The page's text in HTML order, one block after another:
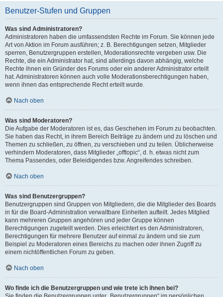
Benutzer-Stufen und Gruppen
Was sind Administratoren?
Administratoren haben die umfassendsten Rechte im Forum. Sie können jede
Art von Aktion im Forum ausführen; z. B. Berechtigungen setzen, Mitglieder
sperren, Benutzergruppen erstellen, Moderationsrechte vergeben usw. Die
Rechte, die ein Administrator hat, sind allerdings davon abhängig, welche
Rechte ihnen ein Gründer des Forums oder ein anderer Administrator erteilt
hat. Administratoren können auch volle Moderationsberechtigungen haben,
wenn ihnen das entsprechende Recht erteilt wurde.
Nach oben
Was sind Moderatoren?
Die Aufgabe der Moderatoren ist es, das Geschehen im Forum zu beobachten.
Sie haben das Recht, in ihrem Bereich Beiträge zu ändern und zu löschen und
Themen zu schließen, zu öffnen, zu verschieben und zu teilen. Üblicherweise
verhindern Moderatoren, dass Mitglieder „offtopic“, d. h. etwas nicht zum
Thema Passendes, oder Beleidigendes bzw. Angreifendes schreiben.
Nach oben
Was sind Benutzergruppen?
Benutzergruppen sind Gruppen von Mitgliedern, die die Mitglieder des Boards
in für die Board-Administration verwaltbare Einheiten aufteilt. Jedes Mitglied
kann mehreren Gruppen angehören und jeder Gruppe können
Berechtigungen zugeteilt werden. Dies erleichtert es den Administratoren,
Berechtigungen für mehrere Benutzer auf einmal zu ändern und sie zum
Beispiel zu Moderatoren eines Bereichs zu machen oder ihnen Zugriff zu
einem nichtöffentlichen Forum zu geben.
Nach oben
Wo finde ich die Benutzergruppen und wie trete ich ihnen bei?